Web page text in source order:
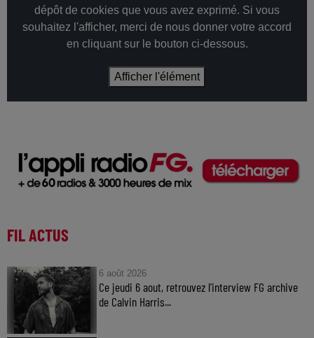
dépôt de cookies que vous avez exprimé. Si vous
souhaitez l'afficher, merci de nous donner votre accord
en cliquant sur le bouton ci-dessous.
Afficher l'élément
FIL ACTUS
6 août 2026
Ce jeudi 6 aout, retrouvez l'interview FG archive
de Calvin Harris...